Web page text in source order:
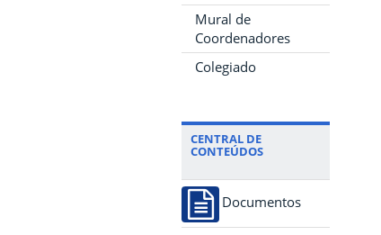
Mural de
Coordenadores
Colegiado
CENTRAL DE
CONTEÚDOS
Documentos